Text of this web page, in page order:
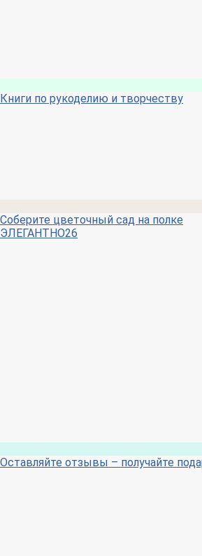
Книги по рукоделию и творчеству
Соберите цветочный сад на полке
ЭЛЕГАНТНО26
Оставляйте отзывы – получайте